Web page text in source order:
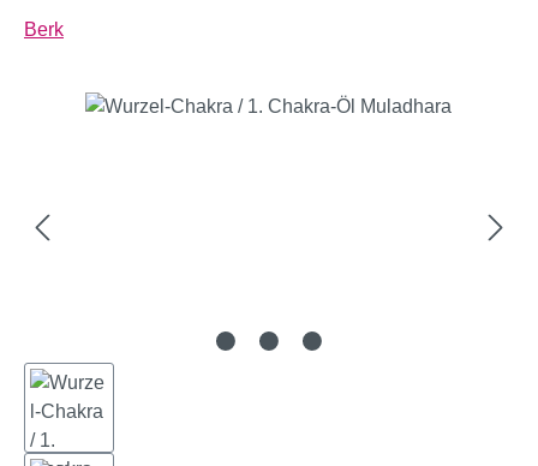
Berk
Bildergalerie überspringen